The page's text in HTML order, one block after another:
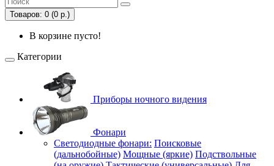
Товаров: 0 (0 р.)
В корзине пусто!
Категории
Приборы ночного видения
Фонари
Светодиодные фонари: Поисковые
(дальнобойные) Мощные (яркие) Подствольные